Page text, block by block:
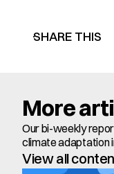
SHARE THIS
More
Our bi-weekly
climate adaptation
View all